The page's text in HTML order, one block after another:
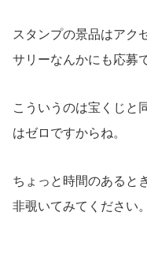
スタンプの景品はアク
サリーなんかにも応募
こういうのは宝くじと
はゼロですからね。
ちょっと時間のあると
非覗いてみてください。